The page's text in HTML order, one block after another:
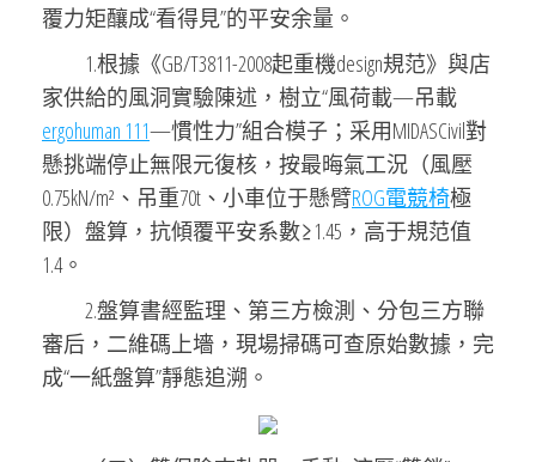
覆力矩釀成“看得見”的平安余量。
1.根據《GB/T3811-2008起重機design規范》與店
家供給的風洞實驗陳述，樹立“風荷載—吊載
ergohuman 111—慣性力”組合模子；采用MIDASCivil對
懸挑端停止無限元復核，按最晦氣工況（風壓
0.75kN/m²、吊重70t、小車位于懸臂ROG電競椅極
限）盤算，抗傾覆平安系數≥1.45，高于規范值
1.4。
2.盤算書經監理、第三方檢測、分包三方聯
審后，二維碼上墻，現場掃碼可查原始數據，完
成“一紙盤算”靜態追溯。